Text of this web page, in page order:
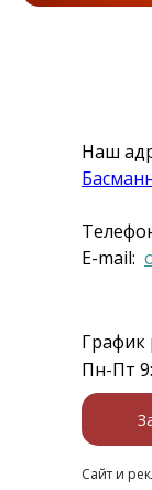
Наш
E-mail:
Пн-Пт
Сайт и
График